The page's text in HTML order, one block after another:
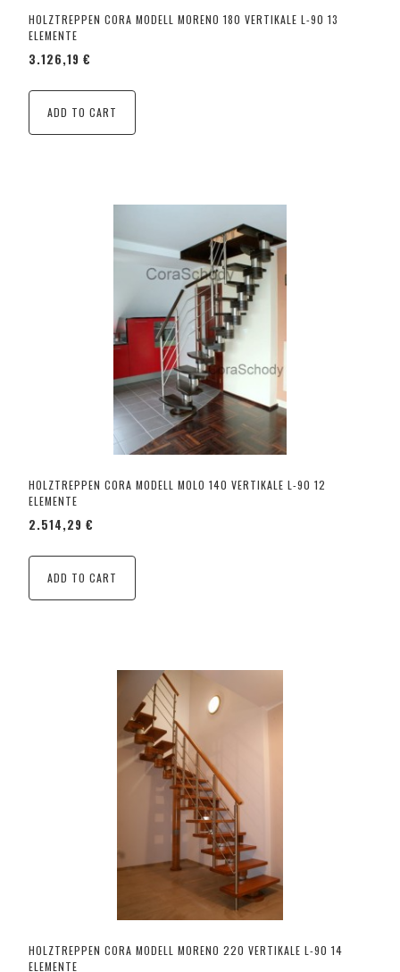
HOLZTREPPEN CORA MODELL MORENO 180 VERTIKALE L-90 13
ELEMENTE
3.126,19 €
ADD TO CART
HOLZTREPPEN CORA MODELL MOLO 140 VERTIKALE L-90 12
ELEMENTE
2.514,29 €
ADD TO CART
HOLZTREPPEN CORA MODELL MORENO 220 VERTIKALE L-90 14
ELEMENTE